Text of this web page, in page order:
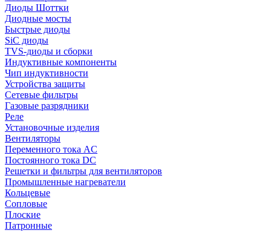
Диоды Шоттки
Диодные мосты
Быстрые диоды
SiC диоды
TVS-диоды и сборки
Индуктивные компоненты
Чип индуктивности
Устройства защиты
Сетевые фильтры
Газовые разрядники
Реле
Установочные изделия
Вентиляторы
Переменного тока AC
Постоянного тока DC
Решетки и фильтры для вентиляторов
Промышленные нагреватели
Кольцевые
Сопловые
Плоские
Патронные